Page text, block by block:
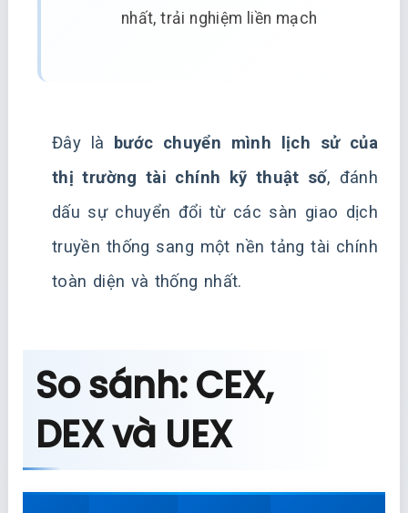
nhất, trải nghiệm liền mạch
Đây là
bước chuyển mình lịch sử của
thị trường tài chính kỹ thuật số, đánh
dấu sự chuyển đổi từ các sàn giao dịch
truyền thống sang một nền tảng tài chính
toàn diện và thống nhất.
So sánh: CEX,
DEX và UEX